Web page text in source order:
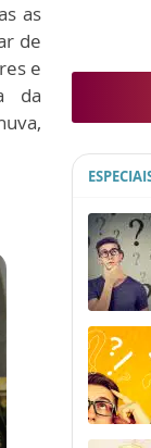
as
de
e
da